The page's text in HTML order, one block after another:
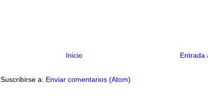
Entrada
Inicio
Suscribirse a: Enviar comentarios (Atom)